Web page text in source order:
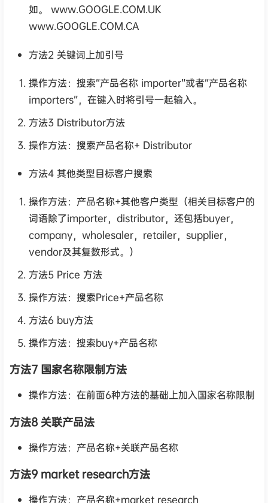
如。 www.GOOGLE.COM.UK
www.GOOGLE.COM.CA
方法2 关键词上加引号
操作方法：搜索“产品名称 importer”或者“产品名称
importers”，在键入时将引号一起输入。
方法3 Distributor方法
操作方法：搜索产品名称+ Distributor
方法4 其他类型目标客户搜索
操作方法：产品名称+其他客户类型（相关目标客户的
词语除了importer，distributor，还包括buyer，
company，wholesaler，retailer，supplier，
vendor及其复数形式。）
方法5 Price 方法
操作方法：搜索Price+产品名称
方法6 buy方法
操作方法：搜索buy+产品名称
方法7 国家名称限制方法
操作方法：在前面6种方法的基础上加入国家名称限制
方法8 关联产品法
操作方法：产品名称+关联产品名称
方法9 market research方法
操作方法：产品名称+market research